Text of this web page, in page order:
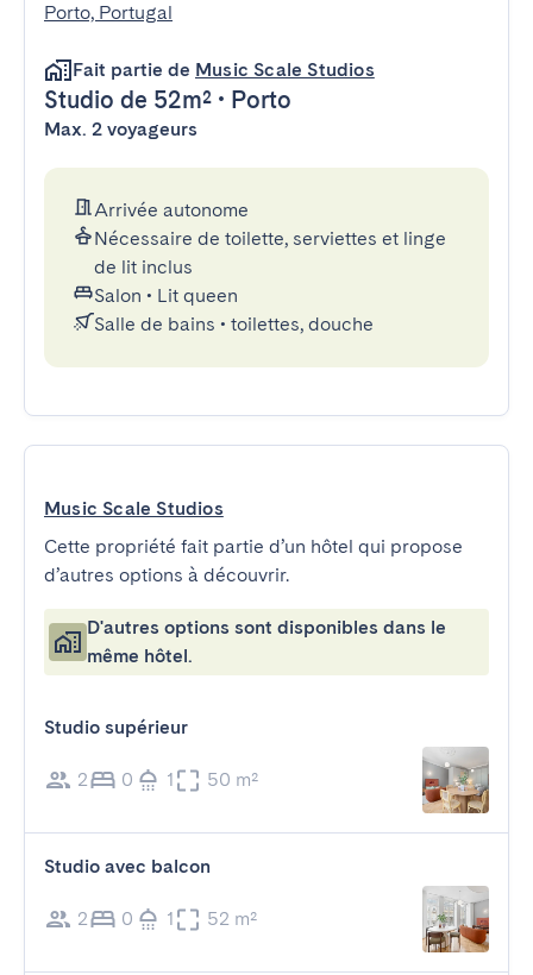
Porto, Portugal
Fait partie de Music Scale Studios
Studio de 52m² • Porto
Max. 2 voyageurs
Arrivée autonome
Nécessaire de toilette, serviettes et linge
de lit inclus
Salon • Lit queen
Salle de bains • toilettes, douche
Music Scale Studios
Cette propriété fait partie d’un hôtel qui propose
d’autres options à découvrir.
D'autres options sont disponibles dans le
même hôtel.
Studio supérieur
2 0 1 50 m²
Studio avec balcon
2 0 1 52 m²